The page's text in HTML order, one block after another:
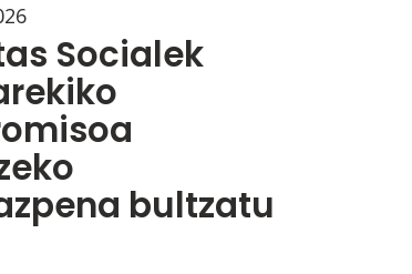
Socialek
bultzatu